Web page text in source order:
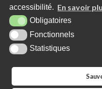
accessibilité. En savoir
Obligatoires
Fonctionnels
Statistiques
Carte
interactive
RDV)